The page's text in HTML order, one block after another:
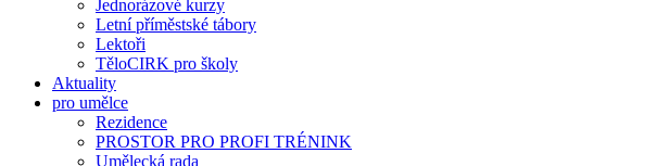
Jednorázové kurzy
Letní příměstské tábory
Lektoři
TěloCIRK pro školy
Aktuality
pro umělce
Rezidence
PROSTOR PRO PROFI TRÉNINK
Umělecká rada